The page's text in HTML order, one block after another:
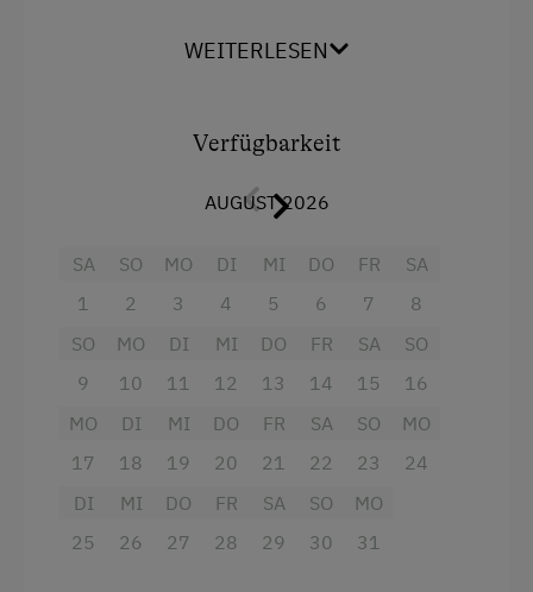
Überdachter Parkplatz
Garten/Wiese
Kinder sind willkommen
Ausstattung der Wohneinheit
Bettwäsche vorhanden
Brötchenservice
Geschirr vorhanden
Gästeküche
Aussicht auf eine Berglandschaft
Eierkocher
Fernseher
Garten
Gitterbett
Haarföhn
WEITERLESEN
Verfügbarkeit
AUGUST 2026
SA
1
SO
2
MO
3
DI
4
MI
5
DO
6
FR
7
SA
8
SO
9
MO
10
DI
11
MI
12
DO
13
FR
14
SA
15
SO
16
MO
17
DI
18
MI
19
DO
20
FR
21
SA
22
SO
23
MO
24
DI
25
MI
26
DO
27
FR
28
SA
29
SO
30
MO
31